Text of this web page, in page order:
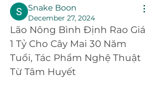
Snake Boon
December 27, 2024
Lão Nông Bình Định Rao Giá
1 Tỷ Cho Cây Mai 30 Năm
Tuổi, Tác Phẩm Nghệ Thuật
Từ Tâm Huyết